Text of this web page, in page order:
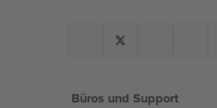
Büros und Support